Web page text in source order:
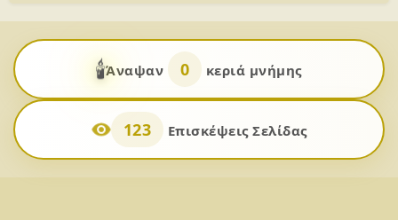
🕯️Άναψαν 0 κεριά μνήμης
123 Επισκέψεις Σελίδας